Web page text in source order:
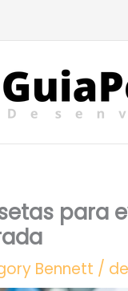
para
Bennett /